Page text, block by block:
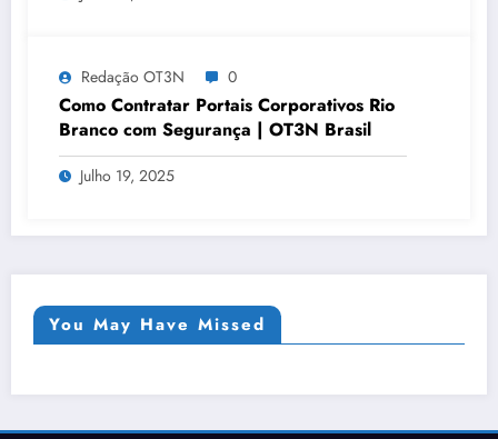
Redação OT3N 0
Como Contratar Portais Corporativos Rio
Branco com Segurança | OT3N Brasil
Julho 19, 2025
You May Have Missed